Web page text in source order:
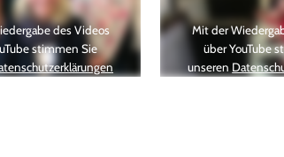
des Videos
stimmen Sie
Mit der
über YouTube
unseren